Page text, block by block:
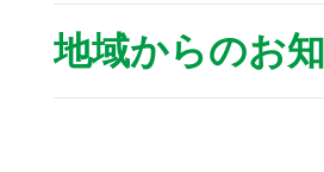
地域からのお